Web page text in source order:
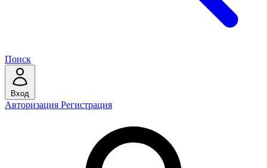
Поиск
Вход
Авторизация Регистрация